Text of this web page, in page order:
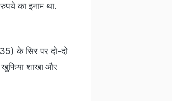
का इनाम था.
के सिर पर दो-दो
खुफिया शाखा और